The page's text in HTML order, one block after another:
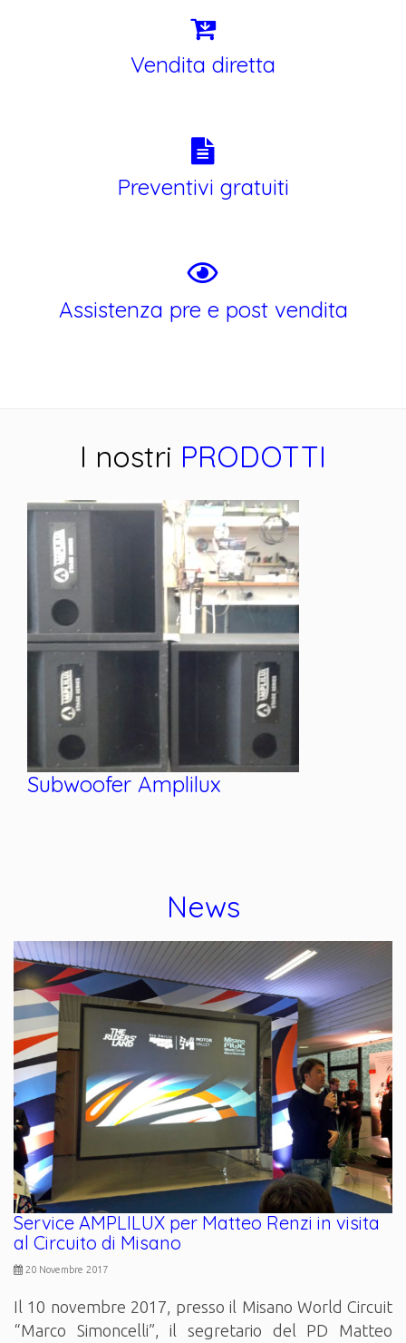
Vendita diretta
Preventivi gratuiti
Assistenza pre e post vendita
I nostri PRODOTTI
Telecamera Cannon xl1
News
Service AMPLILUX per Matteo Renzi in visita
al Circuito di Misano
20 Novembre 2017
Il 10 novembre 2017, presso il Misano World Circuit
“Marco Simoncelli”, il segretario del PD Matteo